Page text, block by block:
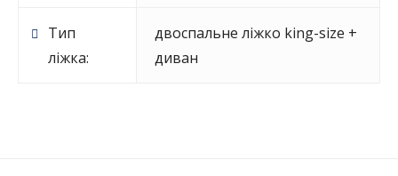
Тип
ліжка:
двоспальне ліжко king-size +
диван